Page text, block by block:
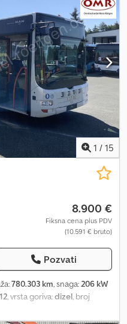
1 / 15
8.900 €
Fiksna cena plus PDV
(10.591 € bruto)
Pozvati
780.303 km, snaga: 206 kW
, vrsta goriva:dizel , broj
širina:2.980 mm, ukupna